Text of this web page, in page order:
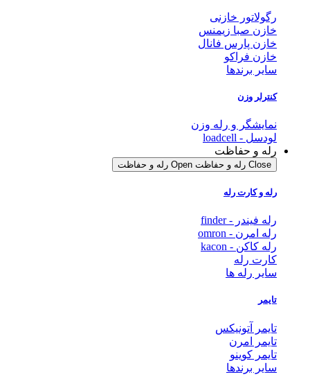
رگولاتور خازنی
خازن صبا زیمنس
خازن پارس فانال
خازن فراکو
سایر برندها
کنترلر وزن
نمایشگر و رله وزن
لودسل - loadcell
رله و حفاظت
Close رله و حفاظت Open رله و حفاظت
رله و کارت رله
رله فیندر - finder
رله امرن - omron
رله کاکن - kacon
کارت رله
سایر رله ها
تایمر
تایمر آتونیکس
تایمر امرن
تایمر کوینو
سایر برندها